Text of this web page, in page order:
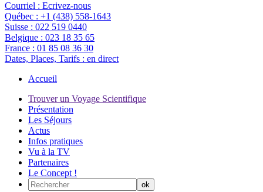
Courriel : Ecrivez-nous
Québec : +1 (438) 558-1643
Suisse : 022 519 0440
Belgique : 023 18 35 65
France : 01 85 08 36 30
Dates, Places, Tarifs : en direct
Accueil
Trouver un Voyage Scientifique
Présentation
Les Séjours
Actus
Infos pratiques
Vu à la TV
Partenaires
Le Concept !